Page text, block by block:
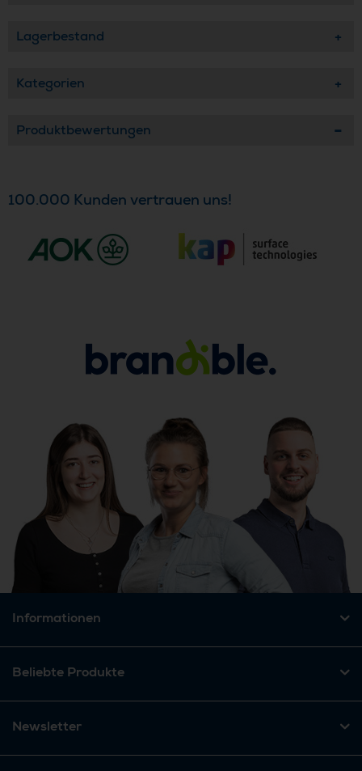
Lagerbestand
Kategorien
Produktbewertungen
100.000 Kunden vertrauen uns!
Informationen
Beliebte Produkte
Newsletter